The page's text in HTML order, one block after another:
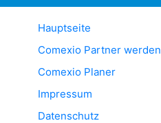
Hauptseite
Comexio Partner werden
Comexio Planer
Impressum
Datenschutz